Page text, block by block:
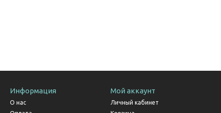
Информация
О нас
Мой аккаунт
Личный кабинет